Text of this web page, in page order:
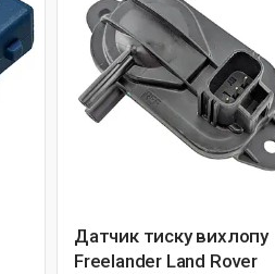
Датчик тиску вихлопу
Freelander Land Rover